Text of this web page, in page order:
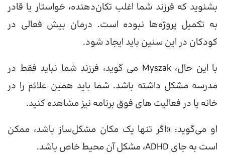
بشنوید که فرزند شما اغلب تکان‌دهنده، خواستار یا قادر
به تکمیل پروژه‌ها نبوده است. درمان بیش فعالی در
کودکان در این سنین باید ایجاد شود.
با این حال، Myszak می گوید، فرزند شما نباید فقط در
مدرسه مشکل داشته باشد. شما باید همین علائم را در
خانه یا در فعالیت های فوق برنامه نیز مشاهده کنید.
او می‌گوید: «اگر تنها یک مکان مشکل‌ساز باشد، ممکن
است به جای ADHD، مشکل آن محیط خاص باشد.